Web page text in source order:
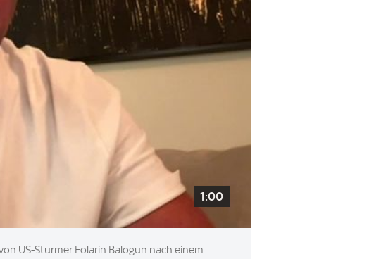
1:00
US-Stürmer Folarin Balogun nach einem